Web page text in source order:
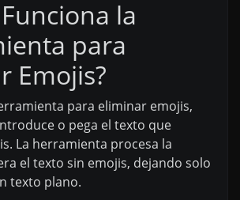
la
para
Emojis?
para eliminar emojis,
o pega el texto que
La herramienta procesa la
el texto sin emojis, dejando solo
texto plano.